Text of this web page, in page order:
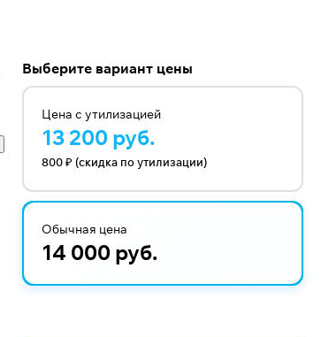
Выберите вариант цены
Цена с утилизацией
13 200 руб.
800 ₽ (скидка по утилизации)
Обычная цена
14 000 руб.